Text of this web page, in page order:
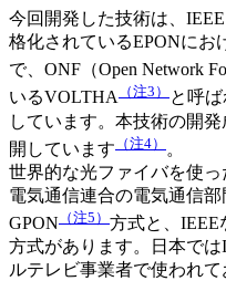
今回開発した技術は、
格化されているEPONにお
で、ONF（Open Network
いるVOLTHA （注3）
と呼
しています。本技術の開
開しています （注4）
。
世界的な光ファイバを使
電気通信連合の電気通信
GPON （注5） 方式と、IEEE
方式があります。日本で
ルテレビ事業者で使われ